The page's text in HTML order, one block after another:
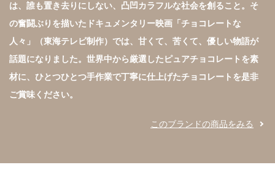
は、誰も置き去りにしない、凸凹カラフルな社会を創ること。そ
の奮闘ぶりを描いたドキュメンタリー映画「チョコレートな
人々」（東海テレビ制作）では、甘くて、苦くて、優しい物語が
話題になりました。世界中から厳選したピュアチョコレートを素
材に、ひとつひとつ手作業で丁寧に仕上げたチョコレートを是非
ご賞味ください。
このブランドの商品をみる